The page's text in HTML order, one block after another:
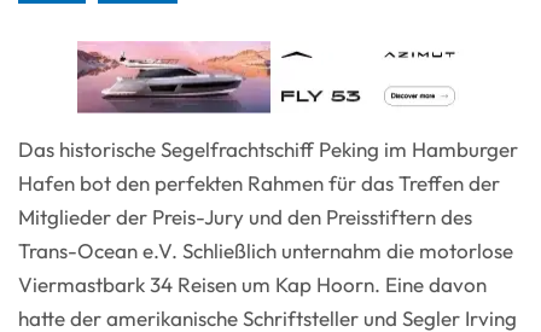
Das historische Segelfrachtschiff Peking im Hamburger
Hafen bot den perfekten Rahmen für das Treffen der
Mitglieder der Preis-Jury und den Preisstiftern des
Trans-Ocean e.V. Schließlich unternahm die motorlose
Viermastbark 34 Reisen um Kap Hoorn. Eine davon
hatte der amerikanische Schriftsteller und Segler Irving